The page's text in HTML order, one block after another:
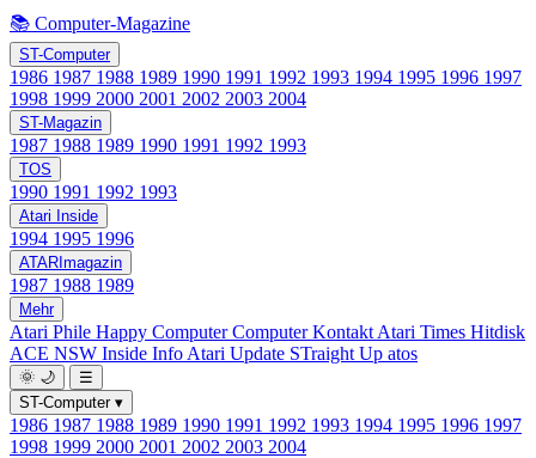
📚 Computer-Magazine
ST-Computer
1986 1987 1988 1989 1990 1991 1992 1993 1994 1995 1996 1997
1998 1999 2000 2001 2002 2003 2004
ST-Magazin
1987 1988 1989 1990 1991 1992 1993
TOS
1990 1991 1992 1993
Atari Inside
1994 1995 1996
ATARImagazin
1987 1988 1989
Mehr
Atari Phile Happy ComputerComputer Kontakt Atari Times Hitdisk
ACE NSW Inside Info Atari Update STraight Up atos
🌞 🌙
☰
ST-Computer ▾
1986 1987 1988 1989 1990 1991 1992 1993 1994 1995 1996 1997
1998 1999 2000 2001 2002 2003 2004